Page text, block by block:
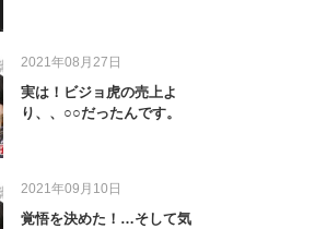
2021年08月27日
実は！ビジョ虎の売上よ
り、、○○だったんです。
2021年09月10日
覚悟を決めた！…そして気